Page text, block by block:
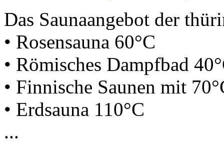
Das Saunaangebot der
• Rosensauna 60°C
• Römisches Dampfbad
• Finnische Saunen mit
• Erdsauna 110°C
...